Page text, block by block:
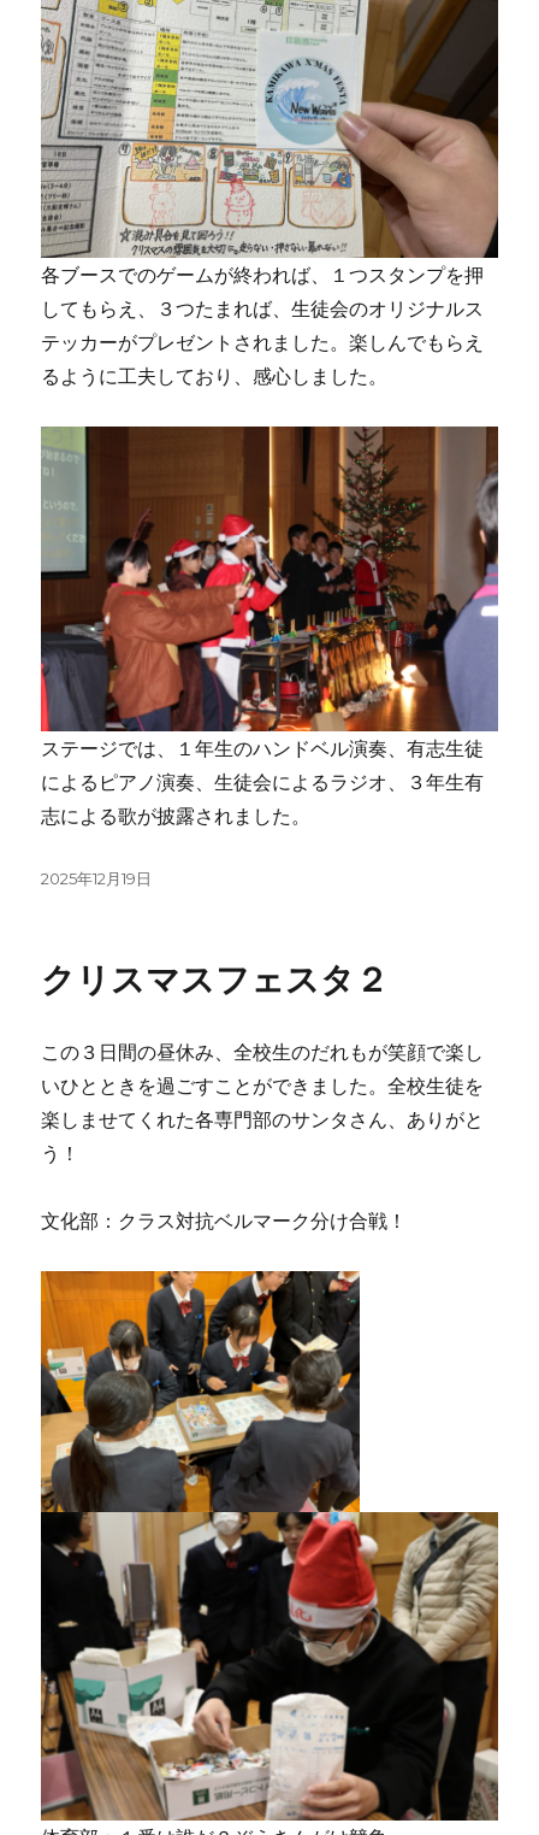
各ブースでのゲームが終われば、１つスタンプを押
してもらえ、３つたまれば、生徒会のオリジナルス
テッカーがプレゼントされました。楽しんでもらえ
るように工夫しており、感心しました。
ステージでは、１年生のハンドベル演奏、有志生徒
によるピアノ演奏、生徒会によるラジオ、３年生有
志による歌が披露されました。
投
2025年12月19日
クリスマスフェスタ２
この３日間の昼休み、全校生のだれもが笑顔で楽し
いひとときを過ごすことができました。全校生徒を
楽しませてくれた各専門部のサンタさん、ありがと
う！
文化部：クラス対抗ベルマーク分け合戦！